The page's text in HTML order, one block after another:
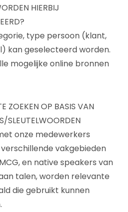
HIERBIJ
type persoon (klant,
kan geselecteerd worden.
mogelijke online bronnen
ZOEKEN OP BASIS VAN
SLEUTELWOORDEN
onze medewerkers
vakgebieden
en native speakers van
talen, worden relevante
die gebruikt kunnen